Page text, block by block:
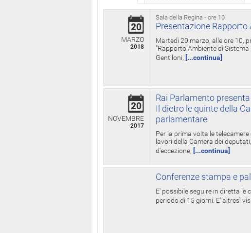
Sala della Regina - ore 10
20
MARZO
2018
Presentazione
Martedì 20 marzo, alle ore 10,
"Rapporto Ambiente di
Gentiloni, [...continua]
20
NOVEMBRE
2017
Rai Parlamento
Il dietro le quinte della
parlamentare
Per la prima volta le
lavori della Camera dei
d'eccezione, [...continua]
Conferenze stampa e
E' possibile seguire in diretta
periodo di 15 giorni. E' altresì